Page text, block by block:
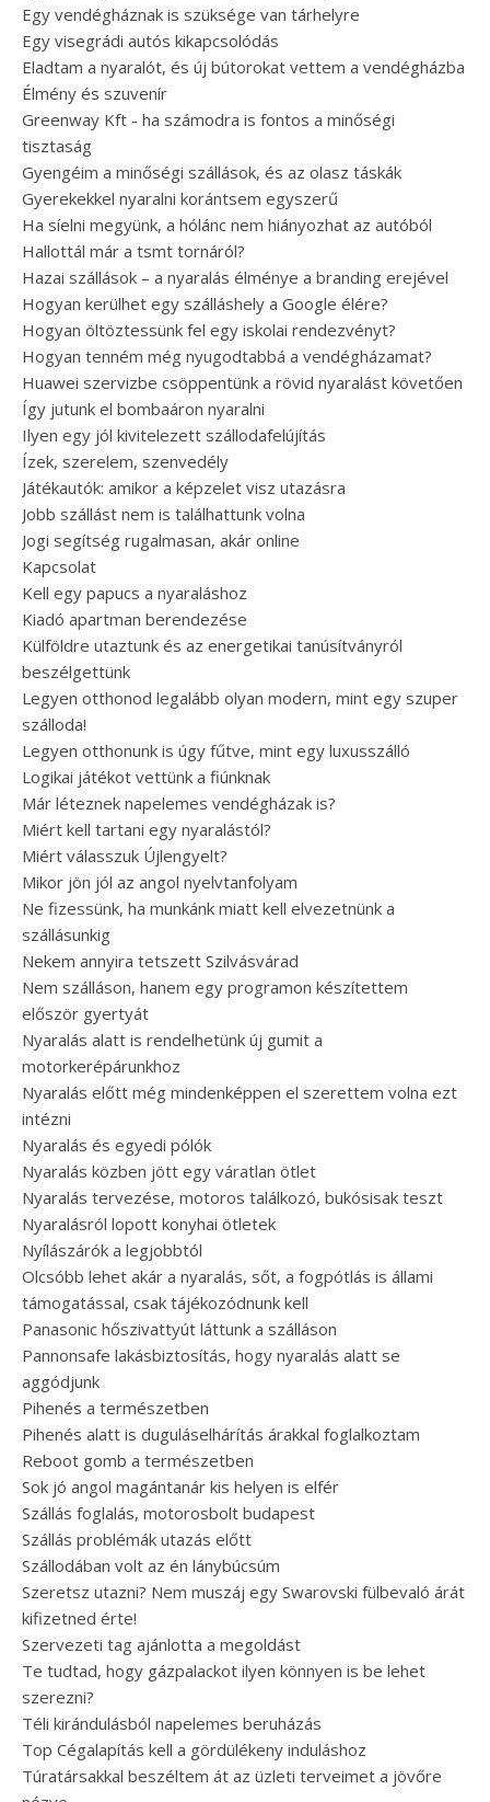
Egy vendégháznak is szüksége van tárhelyre
Egy visegrádi autós kikapcsolódás
Eladtam a nyaralót, és új bútorokat vettem a vendégházba
Élmény és szuvenír
Greenway Kft - ha számodra is fontos a minőségi
tisztaság
Gyengéim a minőségi szállások, és az olasz táskák
Gyerekekkel nyaralni korántsem egyszerű
Ha síelni megyünk, a hólánc nem hiányozhat az autóból
Hallottál már a tsmt tornáról?
Hazai szállások – a nyaralás élménye a branding erejével
Hogyan kerülhet egy szálláshely a Google élére?
Hogyan öltöztessünk fel egy iskolai rendezvényt?
Hogyan tenném még nyugodtabbá a vendégházamat?
Huawei szervizbe csöppentünk a rövid nyaralást követően
Így jutunk el bombaáron nyaralni
Ilyen egy jól kivitelezett szállodafelújítás
Ízek, szerelem, szenvedély
Játékautók: amikor a képzelet visz utazásra
Jobb szállást nem is találhattunk volna
Jogi segítség rugalmasan, akár online
Kapcsolat
Kell egy papucs a nyaraláshoz
Kiadó apartman berendezése
Külföldre utaztunk és az energetikai tanúsítványról
beszélgettünk
Legyen otthonod legalább olyan modern, mint egy szuper
szálloda!
Legyen otthonunk is úgy fűtve, mint egy luxusszálló
Logikai játékot vettünk a fiúnknak
Már léteznek napelemes vendégházak is?
Miért kell tartani egy nyaralástól?
Miért válasszuk Újlengyelt?
Mikor jön jól az angol nyelvtanfolyam
Ne fizessünk, ha munkánk miatt kell elvezetnünk a
szállásunkig
Nekem annyira tetszett Szilvásvárad
Nem szálláson, hanem egy programon készítettem
először gyertyát
Nyaralás alatt is rendelhetünk új gumit a
motorkerépárunkhoz
Nyaralás előtt még mindenképpen el szerettem volna ezt
intézni
Nyaralás és egyedi pólók
Nyaralás közben jött egy váratlan ötlet
Nyaralás tervezése, motoros találkozó, bukósisak teszt
Nyaralásról lopott konyhai ötletek
Nyílászárók a legjobbtól
Olcsóbb lehet akár a nyaralás, sőt, a fogpótlás is állami
támogatással, csak tájékozódnunk kell
Panasonic hőszivattyút láttunk a szálláson
Pannonsafe lakásbiztosítás, hogy nyaralás alatt se
aggódjunk
Pihenés a természetben
Pihenés alatt is duguláselhárítás árakkal foglalkoztam
Reboot gomb a természetben
Sok jó angol magántanár kis helyen is elfér
Szállás foglalás, motorosbolt budapest
Szállás problémák utazás előtt
Szállodában volt az én lánybúcsúm
Szeretsz utazni? Nem muszáj egy Swarovski fülbevaló árát
kifizetned érte!
Szervezeti tag ajánlotta a megoldást
Te tudtad, hogy gázpalackot ilyen könnyen is be lehet
szerezni?
Téli kirándulásból napelemes beruházás
Top Cégalapítás kell a gördülékeny induláshoz
Túratársakkal beszéltem át az üzleti terveimet a jövőre